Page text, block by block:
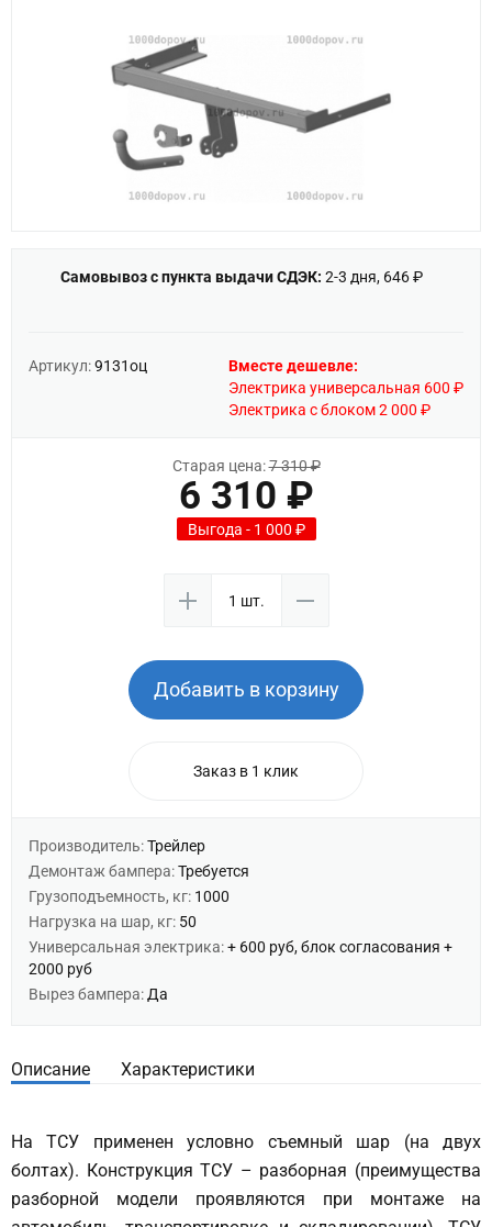
Самовывоз с пункта выдачи СДЭК: 2-3 дня, 646 ₽
Артикул:9131оц
Вместе дешевле:
Электрика универсальная 600 ₽
Электрика с блоком 2 000 ₽
Старая цена:7 310 ₽
6 310 ₽
Выгода - 1 000 ₽
Добавить в корзину
Заказ в 1 клик
Производитель:Трейлер
Демонтаж бампера:Требуется
Грузоподъемность, кг: 1000
Нагрузка на шар, кг: 50
Универсальная электрика:+ 600 руб, блок согласования +
2000 руб
Вырез бампера: Да
Описание Характеристики
На ТСУ применен условно съемный шар (на двух
болтах). Конструкция ТСУ – разборная (преимущества
разборной модели проявляются при монтаже на